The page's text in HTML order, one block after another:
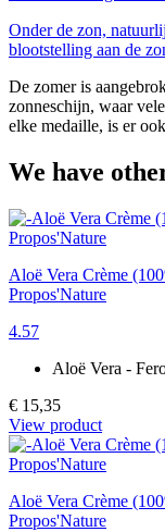
Onder de zon,
blootstelling aan de
De zomer is
zonneschijn, waar
elke medaille, is er
We have
Aloë Vera Crème
Propos'Nature
4.57
Aloë Vera -
€ 15,35
View product
Aloë Vera Crème
Propos'Nature